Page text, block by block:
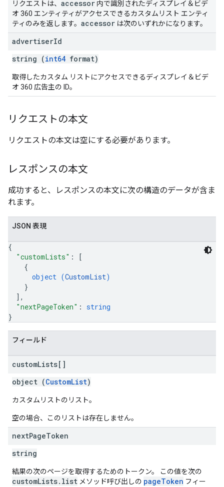
リクエストは、 accessor 内で識別されたディスプレイ＆ビデ
オ 360 エンティティがアクセスできるカスタムリスト エンティ
ティのみを返します。 accessor は次のいずれかになります。
advertiserId
string (int64 format)
取得したカスタム リストにアクセスできるディスプレイ＆ビデ
オ 360 広告主の ID。
リクエストの本文
リクエストの本文は空にする必要があります。
レスポンスの本文
成功すると、レスポンスの本文に次の構造のデータが含ま
れます。
JSON 表現
{
"customLists" :
[
{
object (CustomList)
}
] ,
"nextPageToken" : string
}
フィールド
customLists[]
object (CustomList)
カスタムリストのリスト。
空の場合、このリストは存在しません。
nextPageToken
string
結果の次のページを取得するためのトークン。 この値を次の
customLists.list メソッド呼び出しの pageToken フィー